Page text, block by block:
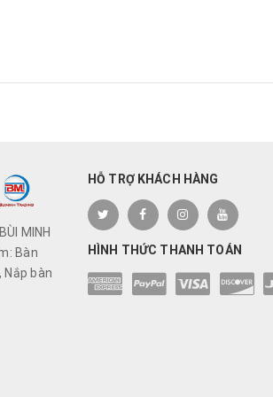
MINH
Bàn
Nắp bàn
HỖ TRỢ KHÁCH HÀNG
HÌNH THỨC THANH TOÁN